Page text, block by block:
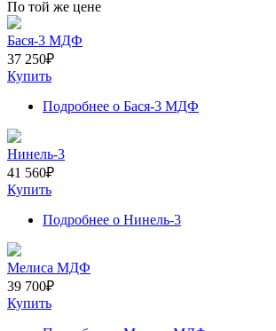
По той же цене
Бася-3 МДФ
37 250₽
Купить
Подробнее о Бася-3 МДФ
Нинель-3
41 560₽
Купить
Подробнее о Нинель-3
Мелиса МДФ
39 700₽
Купить